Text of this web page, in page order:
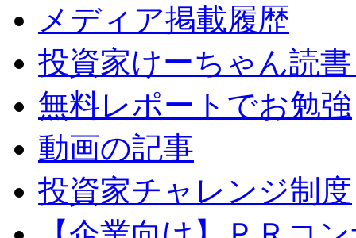
メディア掲載履歴
投資家けーちゃん読
無料レポートでお勉強
動画の記事
投資家チャレンジ制度